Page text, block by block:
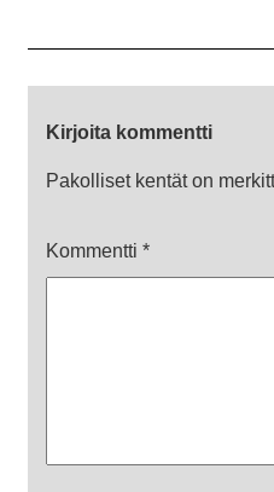
Kirjoita kommentti
Pakolliset kentät on
Kommentti *